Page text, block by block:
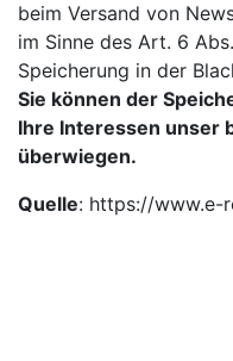
beim Versand von
im Sinne des Art. 6
Speicherung in der
Sie können der
Ihre Interessen unser
überwiegen.
Quelle: https://www.e-